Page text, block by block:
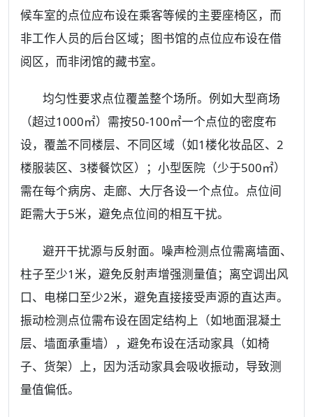
候车室的点位应布设在乘客等候的主要座椅区，而
非工作人员的后台区域；图书馆的点位应布设在借
阅区，而非闭馆的藏书室。
均匀性要求点位覆盖整个场所。例如大型商场
（超过1000㎡）需按50-100㎡一个点位的密度布
设，覆盖不同楼层、不同区域（如1楼化妆品区、2
楼服装区、3楼餐饮区）；小型医院（少于500㎡）
需在每个病房、走廊、大厅各设一个点位。点位间
距需大于5米，避免点位间的相互干扰。
避开干扰源与反射面。噪声检测点位需离墙面、
柱子至少1米，避免反射声增强测量值；离空调出风
口、电梯口至少2米，避免直接接受声源的直达声。
振动检测点位需布设在固定结构上（如地面混凝土
层、墙面承重墙），避免布设在活动家具（如椅
子、货架）上，因为活动家具会吸收振动，导致测
量值偏低。